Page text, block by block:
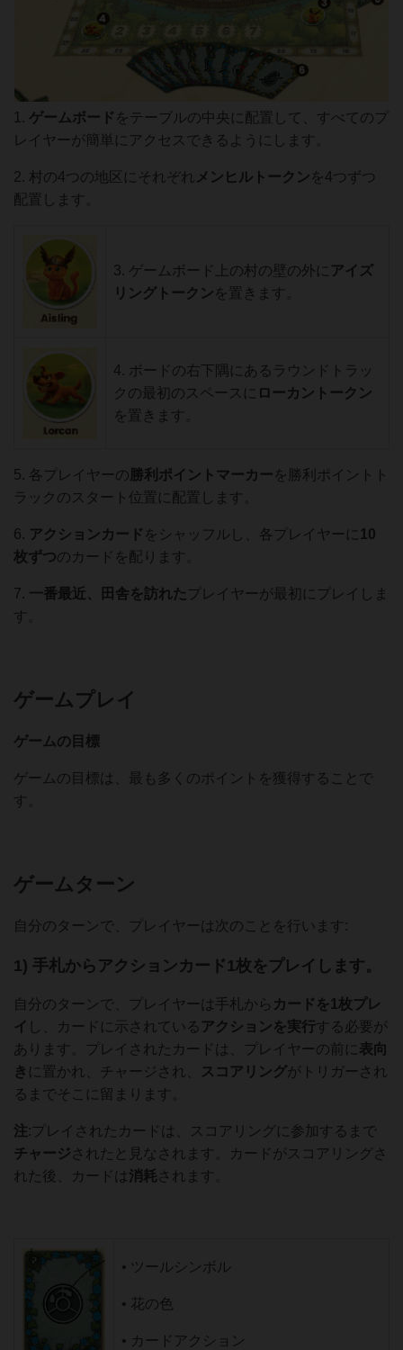
1. ゲームボード をテーブルの中央に配置して、すべてのプ
レイヤーが簡単にアクセスできるようにします。
2. 村の4つの地区にそれぞれ メ ンヒルトークン を4つずつ
配置します。
3. ゲームボード上の村の壁の外に
アイズ
リングトークン を置きます。
4. ボードの右下隅にあるラウンドトラッ
クの最初のスペースに
ローカントークン
を置きます。
5. 各プレイヤーの 勝利ポイントマーカー を勝利ポイントト
ラックのスタート位置に配置します。
6. アクションカード をシャッフルし、各プレイヤーに 10
枚ずつのカードを配ります。
7. 一番最近、田舎を訪れた プレイヤーが最初にプレイしま
す。
ゲームプレイ
ゲームの目標
ゲームの目標は、最も多くのポイントを獲得することで
す。
ゲームターン
自分のターンで、プレイヤーは次のことを行います:
1) 手札からアクションカード1枚をプレイします。
自分のターンで、プレイヤーは手札から カードを1枚プレ
イ
し、カードに示されている アクションを実行する必要が
あります。プレイされたカードは、プレイヤーの前に 表向
き に置かれ、チャージされ、 スコアリングがトリガーされ
るまでそこに留まります。
注:プレイされたカードは、スコアリングに参加するまで
チャージされたと見なされます。カードがスコアリングさ
れた後、カードは 消耗されます。
• ツールシンボル
• 花の色
• カードアクション